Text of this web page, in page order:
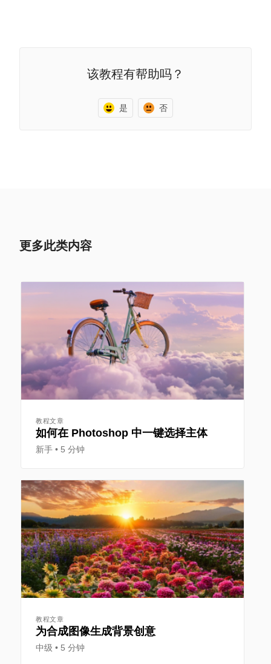
该教程有帮助吗？
是 否
更多此类内容
教程文章
如何在 Photoshop 中一键选择主体
新手 5 分钟
教程文章
为合成图像生成背景创意
中级 5 分钟